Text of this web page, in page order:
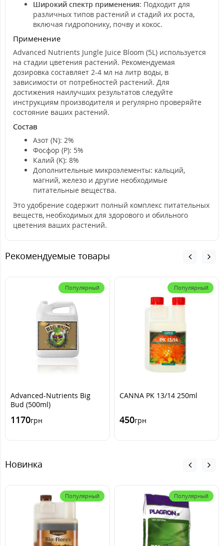
Широкий спектр применения: Подходит для
различных типов растений и стадий их роста,
включая гидропонику, почву и кокос.
Применение
Advanced Nutrients Jungle Juice Bloom (5L) используется
на стадии цветения растений. Рекомендуемая
дозировка составляет 2-4 мл на литр воды, в
зависимости от потребностей растений. Для
достижения наилучших результатов следуйте
инструкциям производителя и регулярно проверяйте
состояние ваших растений.
Состав
Азот (N): 2%
Фосфор (P): 5%
Калий (K): 8%
Дополнительные микроэлементы: кальций,
магний, железо и другие необходимые
питательные вещества.
Это удобрение содержит полный комплекс питательных
веществ, необходимых для здорового и обильного
цветения ваших растений.
Рекомендуемые товары
Популярный
Advanced-Nutrients Big
Bud (500ml)
1170грн
Популярный
CANNA PK 13/14 250ml
450грн
Новинка
Популярный Популярный